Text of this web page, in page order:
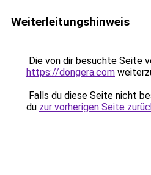
Weiterleitungshinweis
Die von dir besuchte Seite
https://dongera.com
Falls du diese Seite nicht
du zur vorherigen Seite